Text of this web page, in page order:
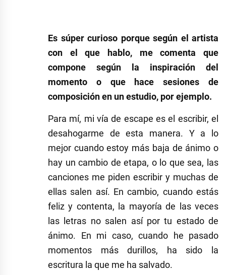
Es súper curioso porque según el artista
con el que hablo, me comenta que
compone según la inspiración del
momento o que hace sesiones de
composición en un estudio, por ejemplo.
Para mí, mi vía de escape es el escribir, el
desahogarme de esta manera. Y a lo
mejor cuando estoy más baja de ánimo o
hay un cambio de etapa, o lo que sea, las
canciones me piden escribir y muchas de
ellas salen así. En cambio, cuando estás
feliz y contenta, la mayoría de las veces
las letras no salen así por tu estado de
ánimo. En mi caso, cuando he pasado
momentos más durillos, ha sido la
escritura la que me ha salvado.